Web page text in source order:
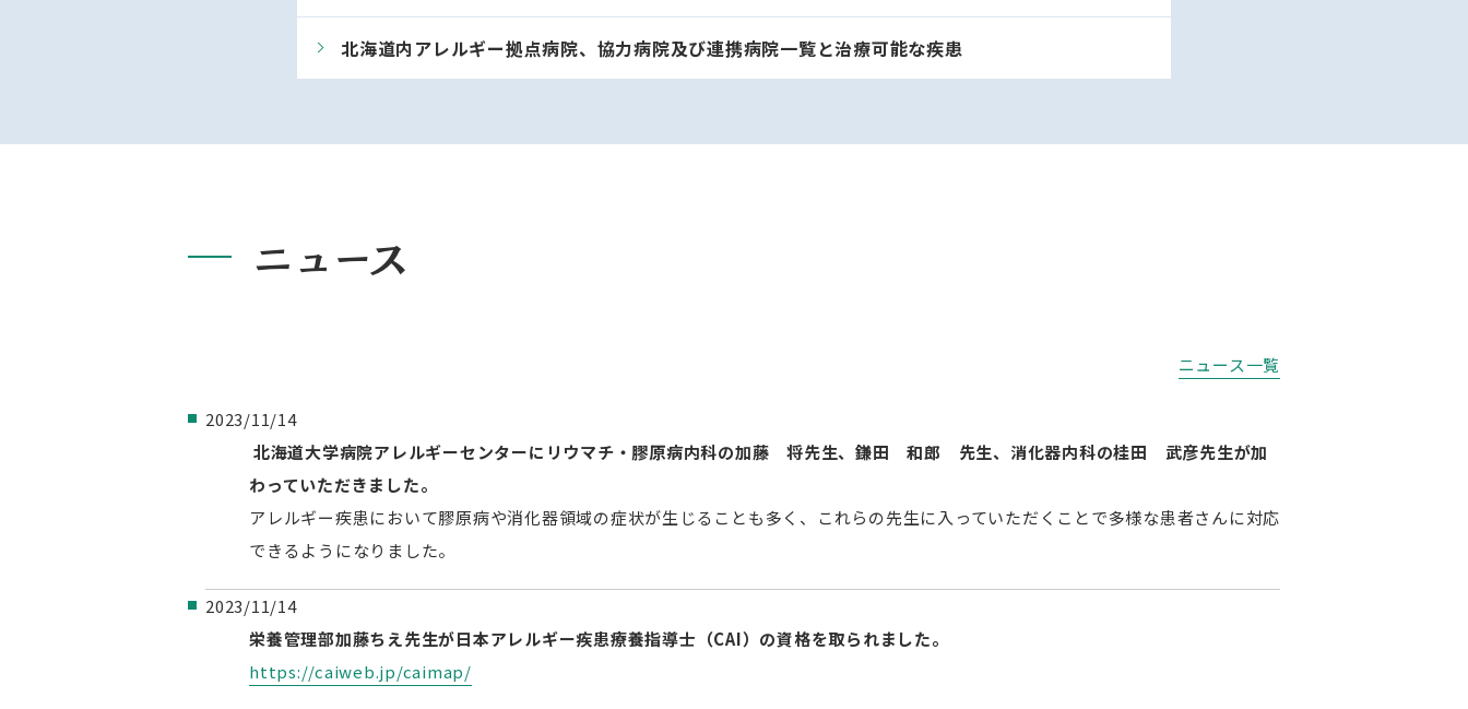
北海道内アレルギー拠点病院、協力病院及び連携病院一覧と治療可能な疾患
ニュース
ニュース一覧
2023/11/14
北海道大学病院アレルギーセンターにリウマチ・膠原病内科の加藤 将先生、鎌田 和郎 先生、消化器内科の桂田 武彦先生が加
わっていただきました。
アレルギー疾患において膠原病や消化器領域の症状が生じることも多く、これらの先生に入っていただくことで多様な患者さんに対応
できるようになりました。
2023/11/14
栄養管理部加藤ちえ先生が日本アレルギー疾患療養指導士（CAI）の資格を取られました。
https://caiweb.jp/caimap/